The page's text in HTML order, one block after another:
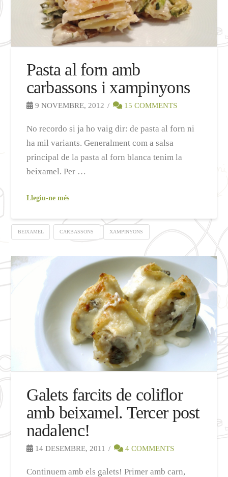
Pasta al forn amb
carbassons i xampinyons
9 NOVEMBRE, 2012 15 COMMENTS
No recordo si ja ho vaig dir: de pasta al forn ni
ha mil variants. Generalment com a salsa
principal de la pasta al forn blanca tenim la
beixamel. Per …
Llegiu-ne més
BEIXAMEL CARBASSONS XAMPINYONS
Galets farcits de coliflor
amb beixamel. Tercer post
nadalenc!
14 DESEMBRE, 2011 4 COMMENTS
Continuem amb els galets! Primer amb carn,